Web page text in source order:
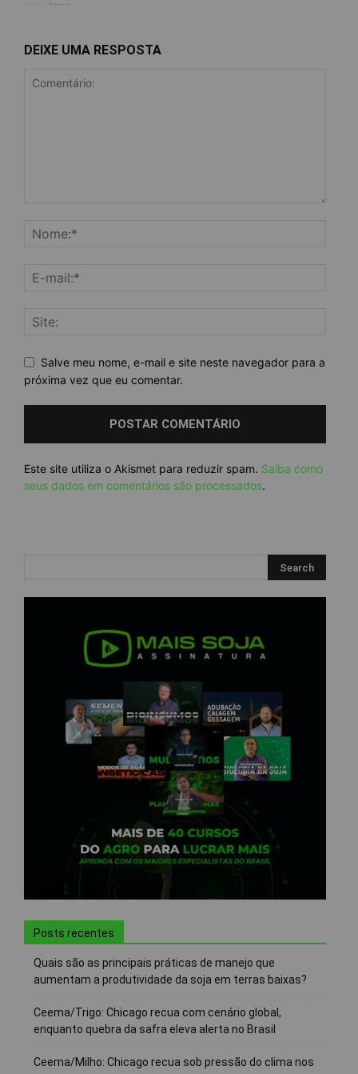
DEIXE UMA RESPOSTA
Salve meu nome, e-mail e site neste navegador para a
próxima vez que eu comentar.
Este site utiliza o Akismet para reduzir spam. Saiba como
seus dados em comentários são processados.
Posts recentes
Quais são as principais práticas de manejo que
aumentam a produtividade da soja em terras baixas?
Ceema/Trigo: Chicago recua com cenário global,
enquanto quebra da safra eleva alerta no Brasil
Ceema/Milho: Chicago recua sob pressão do clima nos